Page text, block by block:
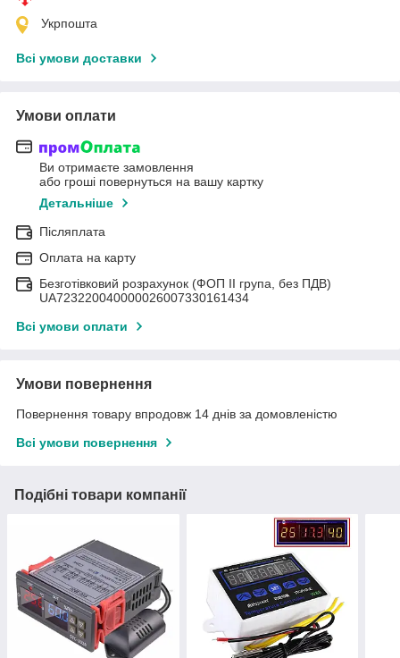
Укрпошта
Всі умови доставки
Умови оплати
Ви отримаєте замовлення
або гроші повернуться на вашу картку
Детальніше
Післяплата
Оплата на карту
Безготівковий розрахунок (ФОП II група, без ПДВ)
UA723220040000026007330161434
Всі умови оплати
Умови повернення
Повернення товару впродовж 14 днів за домовленістю
Всі умови повернення
Подібні товари компанії